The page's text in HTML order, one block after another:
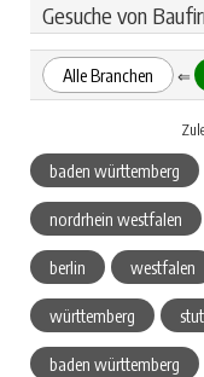
Gesuche von
Alle Branchen ⇐
baden württemberg
nordrhein westfalen
berlin westfalen
württemberg
baden württemberg